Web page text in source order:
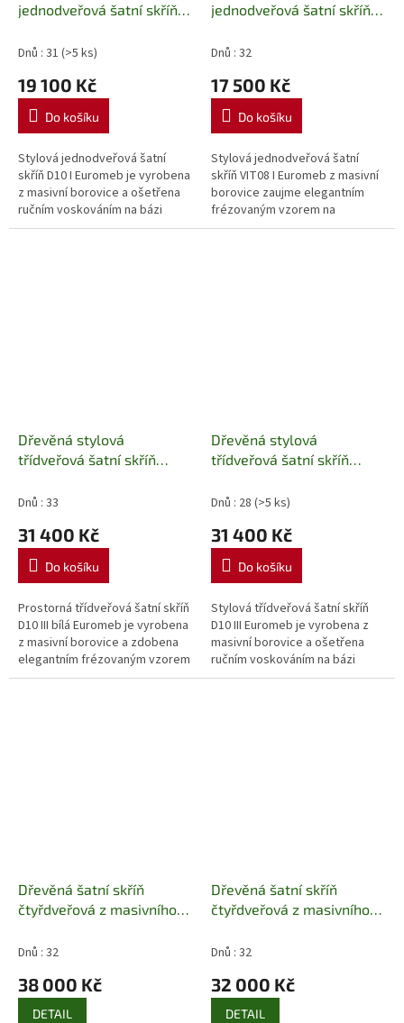
jednodveřová šatní skříň
Dnů : 31 (>5 ks)
19 100 Kč
Do košíku
Stylová jednodveřová šatní
skříň D10 I Euromeb je vyrobena
z masivní borovice a ošetřena
ručním voskováním na bázi
včelího vosku. Nabízí praktický
jednodveřová šatní skříň
Dnů : 32
17 500 Kč
Do košíku
Stylová jednodveřová šatní
skříň VIT08 I Euromeb z masivní
borovice zaujme elegantním
frézovaným vzorem na
dvířkách. Pevná sololitová zadní
Dřevěná stylová
třídveřová šatní skříň
Euromeb
Dnů : 33
31 400 Kč
Do košíku
Prostorná třídveřová šatní skříň
D10 III bílá Euromeb je vyrobena
z masivní borovice a zdobena
elegantním frézovaným vzorem
na dvířkách. Nabízí praktické
Dřevěná stylová
třídveřová šatní skříň
Dnů : 28 (>5 ks)
31 400 Kč
Do košíku
Stylová třídveřová šatní skříň
D10 III Euromeb je vyrobena z
masivní borovice a ošetřena
ručním voskováním na bázi
včelího vosku. Frézovaná dvířka
Dřevěná šatní skříň
čtyřdveřová z masivního
Pacyg
Dnů : 32
38 000 Kč
DETAIL
Dřevěná šatní skříň
čtyřdveřová z masivního
Pacyg
Dnů : 32
32 000 Kč
DETAIL